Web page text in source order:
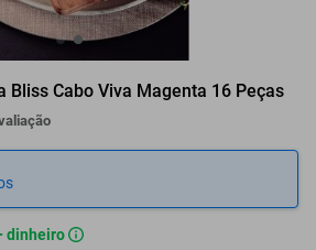
Bliss Cabo Viva Magenta 16 Peças
dinheiro